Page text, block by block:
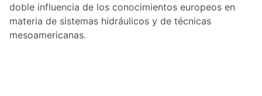
doble influencia de los conocimientos europeos en
materia de sistemas hidráulicos y de técnicas
mesoamericanas.